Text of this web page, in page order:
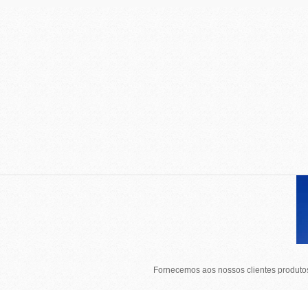
Fornecemos aos nossos clientes